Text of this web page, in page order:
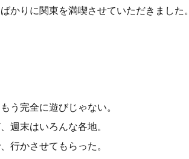
かりに関東を満喫させていただきました。
う完全に遊びじゃない。
週末はいろんな各地。
行かさせてもらった。